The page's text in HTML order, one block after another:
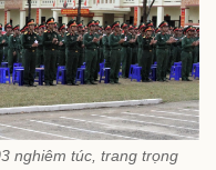
nghiêm túc, trang trọng